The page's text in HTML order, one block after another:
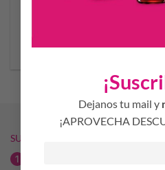
Dejanos tu mail y
¡APROVECHA
AÑADIR AL CARRITO
SUCURSALES MÁS VIDA